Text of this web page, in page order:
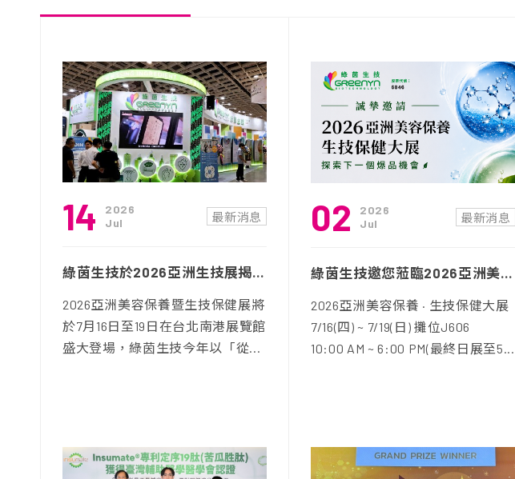
最新消息
14
2026
Jul
綠茵生技於2026亞洲生技展揭開創新健原料應用與市場趨勢
2026亞洲美容保養暨生技保健展將
於7月16日至19日在台北南港展覽館
盛大登場，綠茵生技今年以「從...
最新消息
02
2026
Jul
綠茵生技邀您蒞臨2026亞洲美容保養．生技保健大展
2026亞洲美容保養 · 生技保健大展
7/16(四) ~ 7/19(日) 攤位J606
10:00 AM ~ 6:00 PM(最終日展至5...